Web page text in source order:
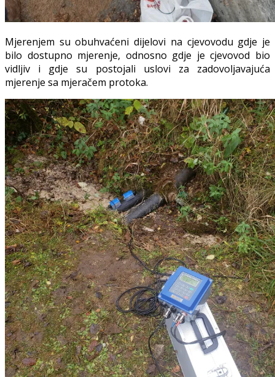
Mjerenjem su obuhvaćeni dijelovi na cjevovodu gdje je
bilo dostupno mjerenje, odnosno gdje je cjevovod bio
vidljiv i gdje su postojali uslovi za zadovoljavajuća
mjerenje sa mjeračem protoka.